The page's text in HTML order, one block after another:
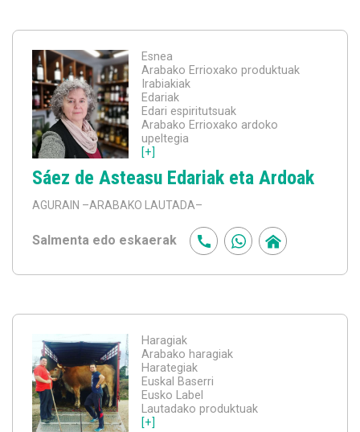
Esnea
Arabako Errioxako produktuak
Irabiakiak
Edariak
Edari espiritutsuak
Arabako Errioxako ardoko
upeltegia
[+]
Sáez de Asteasu Edariak eta Ardoak
AGURAIN –ARABAKO LAUTADA–
Salmenta edo eskaerak
Haragiak
Arabako haragiak
Harategiak
Euskal Baserri
Eusko Label
Lautadako produktuak
[+]